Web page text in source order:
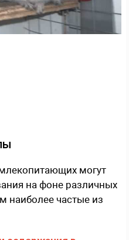
могут
на фоне различных
наиболее частые из